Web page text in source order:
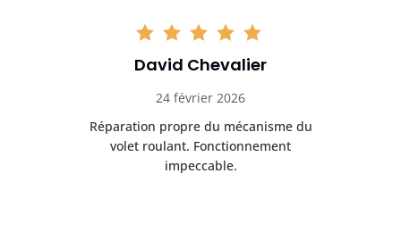
Christophe Lambert
03 mars 2026
Déblocage rapide d’un volet roulant
coincé. Très bon résultat.